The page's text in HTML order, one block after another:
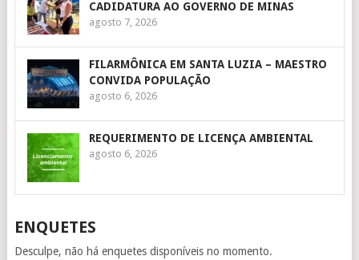
CADIDATURA AO GOVERNO DE MINAS
agosto 7, 2026
FILARMÔNICA EM SANTA LUZIA – MAESTRO
CONVIDA POPULAÇÃO
agosto 6, 2026
REQUERIMENTO DE LICENÇA AMBIENTAL
agosto 6, 2026
ENQUETES
Desculpe, não há enquetes disponíveis no momento.